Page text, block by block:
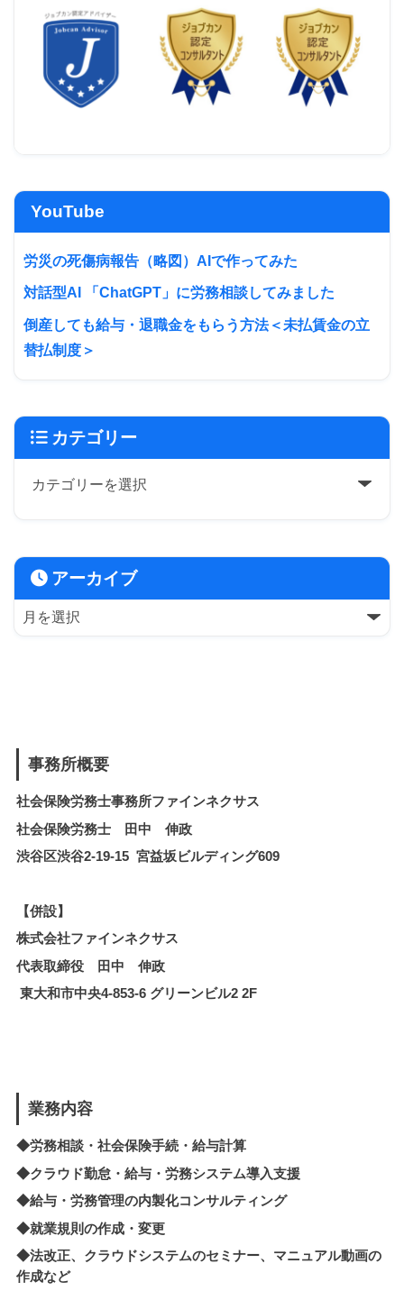
YouTube
労災の死傷病報告（略図）AIで作ってみた
対話型AI 「ChatGPT」に労務相談してみました
倒産しても給与・退職金をもらう方法＜未払賃金の立
替払制度＞
カテゴリー
アーカイブ
事務所概要
社会保険労務士事務所ファインネクサス
社会保険労務士 田中 伸政
渋谷区渋谷2-19-15 宮益坂ビルディング609
【併設】
株式会社ファインネクサス
代表取締役 田中 伸政
東大和市中央4-853-6 グリーンビル2 2F
業務内容
◆労務相談・社会保険手続・給与計算
◆クラウド勤怠・給与・労務システム導入支援
◆給与・労務管理の内製化コンサルティング
◆就業規則の作成・変更
◆法改正、クラウドシステムのセミナー、マニュアル動画の
作成など